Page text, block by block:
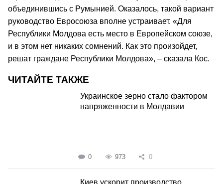
объединившись с Румынией. Оказалось, такой вариант
руководство Евросоюза вполне устраивает. «Для
Республики Молдова есть место в Европейском союзе,
и в этом нет никаких сомнений. Как это произойдет,
решат граждане Республики Молдова», – сказала Кос.
ЧИТАЙТЕ ТАКЖЕ
Украинское зерно стало фактором
напряженности в Молдавии
0 973 0
Киев ускорит производство